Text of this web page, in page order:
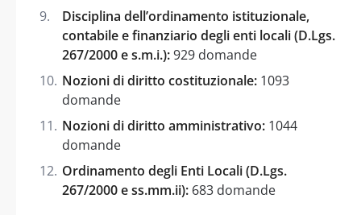
Disciplina dell’ordinamento istituzionale,
contabile e finanziario degli enti locali (D.Lgs.
267/2000 e s.m.i.):929 domande
Nozioni di diritto costituzionale: 1093
domande
Nozioni di diritto amministrativo: 1044
domande
Ordinamento degli Enti Locali (D.Lgs.
267/2000 e ss.mm.ii): 683 domande